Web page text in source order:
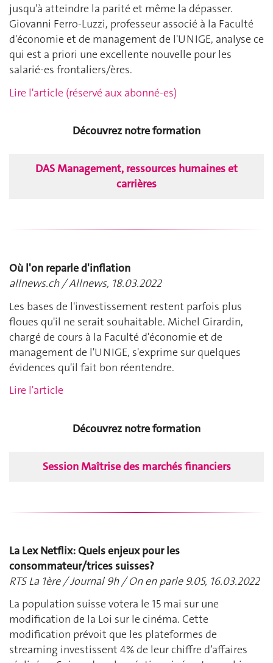
jusqu’à atteindre la parité et même la dépasser.
Giovanni Ferro-Luzzi, professeur associé à la Faculté
d'économie et de management de l'UNIGE, analyse ce
qui est a priori une excellente nouvelle pour les
salarié-es frontaliers/ères.
Lire l'article (réservé aux abonné-es)
Découvrez notre formation
DAS Management, ressources humaines et
carrières
Où l'on reparle d'inflation
allnews.ch / Allnews, 18.03.2022
Les bases de l'investissement restent parfois plus
floues qu'il ne serait souhaitable. Michel Girardin,
chargé de cours à la Faculté d'économie et de
management de l'UNIGE, s'exprime sur quelques
évidences qu'il fait bon réentendre.
Lire l'article
Découvrez notre formation
Session Maîtrise des marchés financiers
La Lex Netflix: Quels enjeux pour les
consommateur/trices suisses?
RTS La 1ère / Journal 9h / On en parle 9.05, 16.03.2022
La population suisse votera le 15 mai sur une
modification de la Loi sur le cinéma. Cette
modification prévoit que les plateformes de
streaming investissent 4% de leur chiffre d’affaires